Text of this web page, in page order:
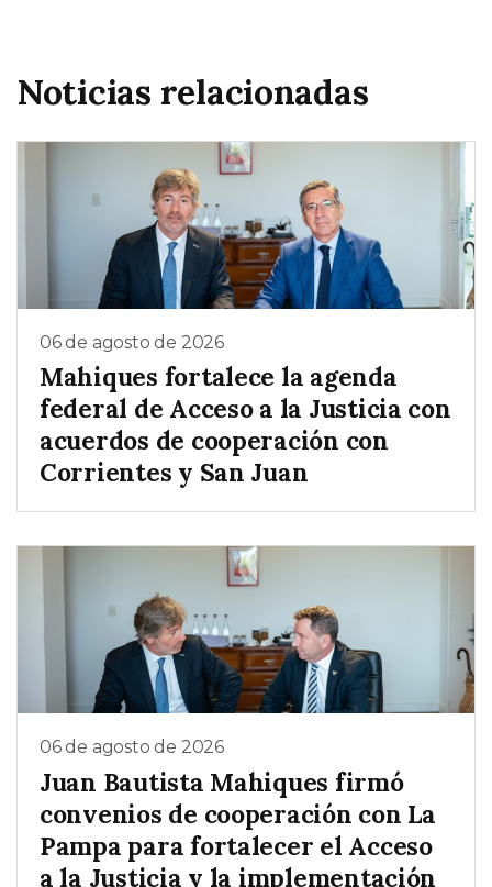
Noticias relacionadas
06 de agosto de 2026
Mahiques fortalece la agenda
federal de Acceso a la Justicia con
acuerdos de cooperación con
Corrientes y San Juan
06 de agosto de 2026
Juan Bautista Mahiques firmó
convenios de cooperación con La
Pampa para fortalecer el Acceso
a la Justicia y la implementación